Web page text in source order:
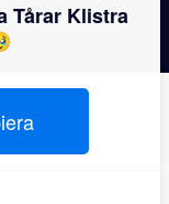
Tårar Klistra